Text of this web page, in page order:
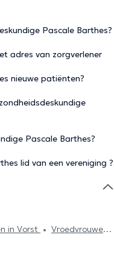
Pascale Barthes?
adres van zorgverlener
nieuwe patiënten?
Pascale Barthes?
lid van een vereniging ?
in Vorst
Vroedvrouwen